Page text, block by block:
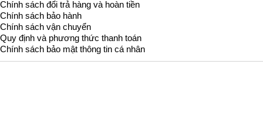
Chính sách đổi trả hàng và hoàn tiền
Chính sách bảo hành
Chính sách vận chuyển
Quy định và phương thức thanh toán
Chính sách bảo mật thông tin cá nhân